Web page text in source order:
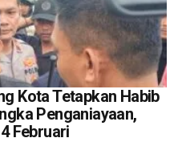
Kota Tetapkan Habib
Penganiayaan,
Februari